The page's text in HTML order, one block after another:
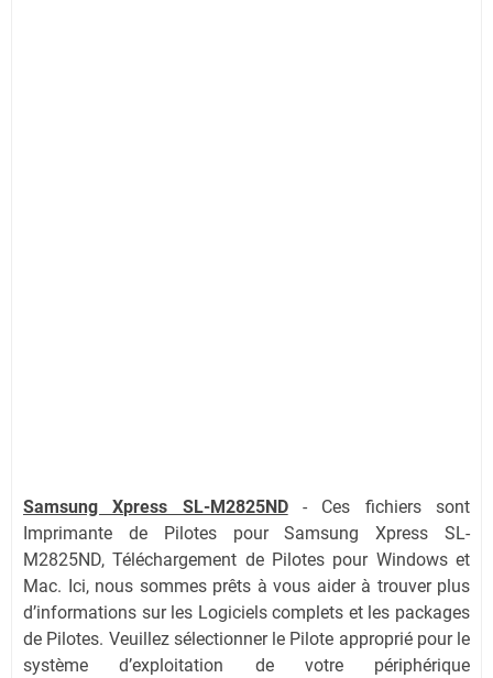
Samsung Xpress SL-M2825ND - Ces fichiers sont
Imprimante de Pilotes pour Samsung Xpress SL-
M2825ND, Téléchargement de Pilotes pour Windows et
Mac. Ici, nous sommes prêts à vous aider à trouver plus
d’informations sur les Logiciels complets et les packages
de Pilotes. Veuillez sélectionner le Pilote approprié pour le
système d’exploitation de votre périphérique